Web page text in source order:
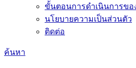
ขั้นตอนการดำเนินการขอ
นโยบายความเป็นส่วนตัว
ติดต่อ
ค้นหา